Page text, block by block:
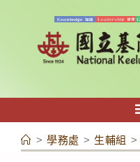
容
> 學務處 > 生輔組 >